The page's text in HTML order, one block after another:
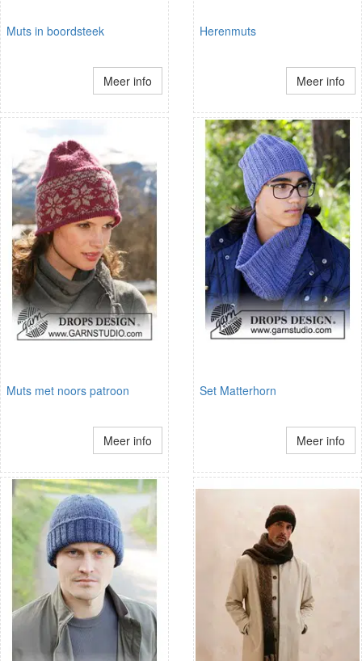
Muts in boordsteek
Meer info
Herenmuts
Meer info
Muts met noors patroon
Meer info
Set Matterhorn
Meer info